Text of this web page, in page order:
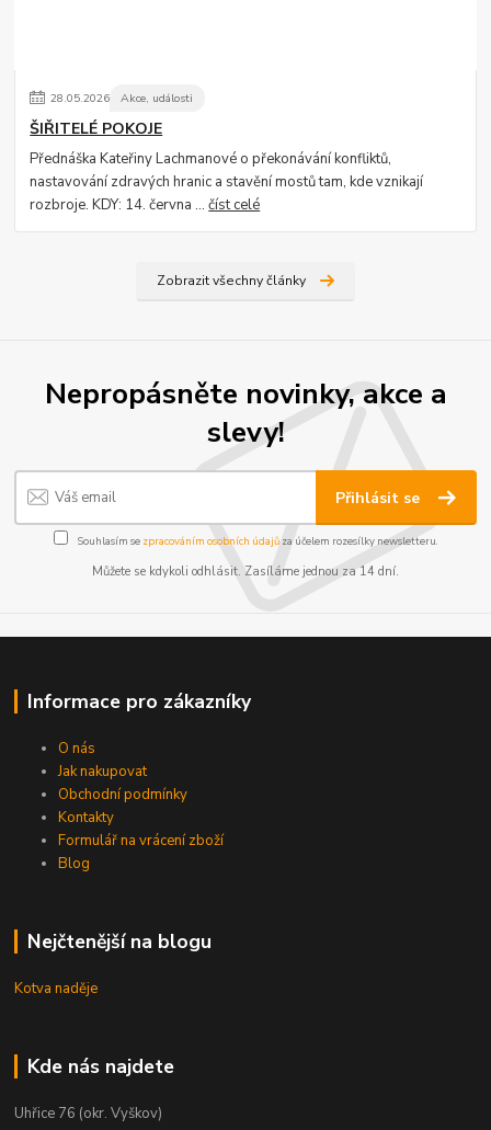
28.05.2026 Akce, události
ŠIŘITELÉ POKOJE
Přednáška Kateřiny Lachmanové o překonávání konfliktů,
nastavování zdravých hranic a stavění mostů tam, kde vznikají
rozbroje. KDY: 14. června ...číst celé
Zobrazit všechny články
Nepropásněte novinky, akce a
slevy!
Přihlásit se
Souhlasím se zpracováním osobních údajůza účelem rozesílky newsletteru.
Můžete se kdykoli odhlásit. Zasíláme jednou za 14 dní.
Informace pro zákazníky
O nás
Jak nakupovat
Obchodní podmínky
Kontakty
Formulář na vrácení zboží
Blog
Nejčtenější na blogu
Kotva naděje
Kde nás najdete
Uhřice 76 (okr. Vyškov)